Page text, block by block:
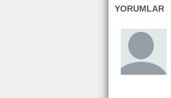
YORUMLAR